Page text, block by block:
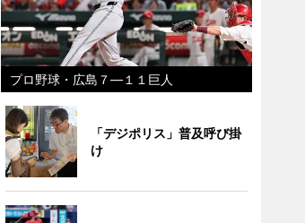
プロ野球・広島７―１１巨人
「デジポリス」普及呼び掛
け